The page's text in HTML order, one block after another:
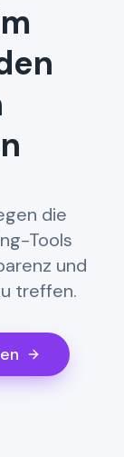
die
Tools
und
treffen.